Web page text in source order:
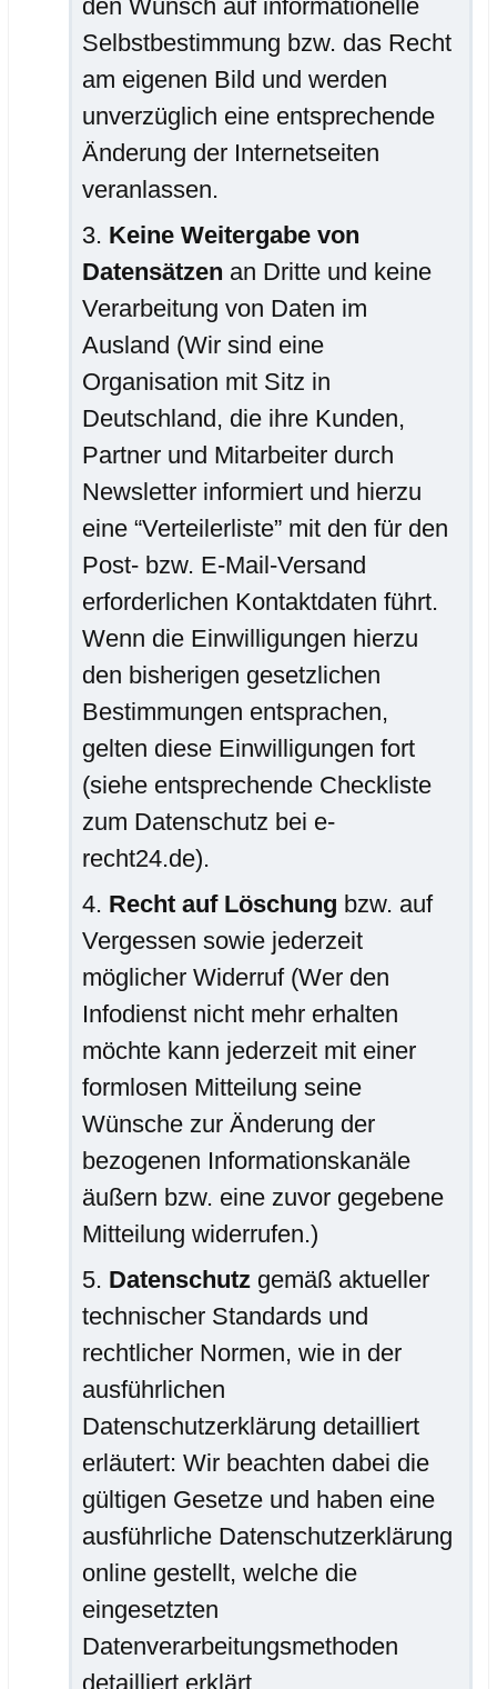
den Wunsch auf informationelle
Selbstbestimmung bzw. das Recht
am eigenen Bild und werden
unverzüglich eine entsprechende
Änderung der Internetseiten
veranlassen.
Keine Weitergabe von
Datensätzen an Dritte und keine
Verarbeitung von Daten im
Ausland (Wir sind eine
Organisation mit Sitz in
Deutschland, die ihre Kunden,
Partner und Mitarbeiter durch
Newsletter informiert und hierzu
eine “Verteilerliste” mit den für den
Post- bzw. E-Mail-Versand
erforderlichen Kontaktdaten führt.
Wenn die Einwilligungen hierzu
den bisherigen gesetzlichen
Bestimmungen entsprachen,
gelten diese Einwilligungen fort
(siehe entsprechende Checkliste
zum Datenschutz bei e-
recht24.de).
Recht auf Löschung bzw. auf
Vergessen sowie jederzeit
möglicher Widerruf (Wer den
Infodienst nicht mehr erhalten
möchte kann jederzeit mit einer
formlosen Mitteilung seine
Wünsche zur Änderung der
bezogenen Informationskanäle
äußern bzw. eine zuvor gegebene
Mitteilung widerrufen.)
Datenschutz gemäß aktueller
technischer Standards und
rechtlicher Normen, wie in der
ausführlichen
Datenschutzerklärung detailliert
erläutert: Wir beachten dabei die
gültigen Gesetze und haben eine
ausführliche Datenschutzerklärung
online gestellt, welche die
eingesetzten
Datenverarbeitungsmethoden
detailliert erklärt.